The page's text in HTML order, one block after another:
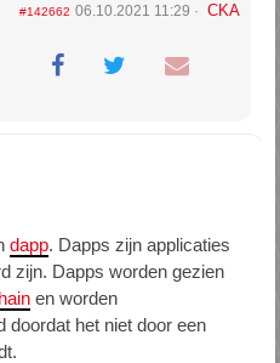
#142662 06.10.2021 11:29 CKA
dapp. Dapps zijn applicaties
zijn. Dapps worden gezien
en worden
doordat het niet door een